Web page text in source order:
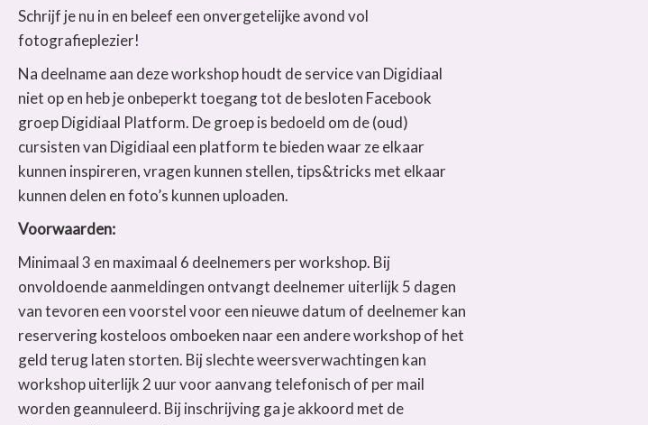
Schrijf je nu in en beleef een onvergetelijke avond vol
fotografieplezier!
Na deelname aan deze workshop houdt de service van Digidiaal
niet op en heb je onbeperkt toegang tot de besloten Facebook
groep Digidiaal Platform. De groep is bedoeld om de (oud)
cursisten van Digidiaal een platform te bieden waar ze elkaar
kunnen inspireren, vragen kunnen stellen, tips&tricks met elkaar
kunnen delen en foto’s kunnen uploaden.
Voorwaarden:
Minimaal 3 en maximaal 6 deelnemers per workshop. Bij
onvoldoende aanmeldingen ontvangt deelnemer uiterlijk 5 dagen
van tevoren een voorstel voor een nieuwe datum of deelnemer kan
reservering kosteloos omboeken naar een andere workshop of het
geld terug laten storten. Bij slechte weersverwachtingen kan
workshop uiterlijk 2 uur voor aanvang telefonisch of per mail
worden geannuleerd. Bij inschrijving ga je akkoord met de